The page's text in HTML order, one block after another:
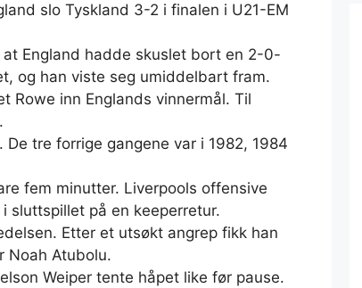
slo Tyskland 3-2 i finalen i U21-EM
England hadde skuslet bort en 2-0-
og han viste seg umiddelbart fram.
Rowe inn Englands vinnermål. Til
tre forrige gangene var i 1982, 1984
fem minutter. Liverpools offensive
sluttspillet på en keeperretur.
Etter et utsøkt angrep fikk han
Noah Atubolu.
Weiper tente håpet like før pause.